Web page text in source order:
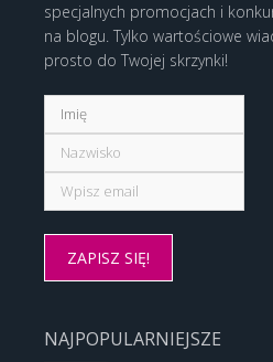
specjalnych promocjach i
na blogu. Tylko wartościowe
prosto do Twojej skrzynki!
NAJPOPULARNIEJSZE